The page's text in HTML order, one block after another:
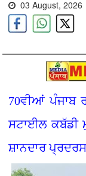
03 August, 2026
70ਵੀਆਂ ਪੰਜਾਬ
ਸਟਾਈਲ ਕਬੱਡੀ
ਸ਼ਾਨਦਾਰ